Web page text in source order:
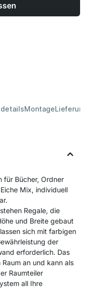
Montage
für Bücher, Ordner
Mix, individuell
Regale, die
und Breite gebaut
sich mit farbigen
der
erforderlich. Das
an und kann als
Raumteiler
all Ihre